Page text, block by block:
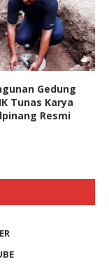
Gedung
Tunas Karya
Resmi